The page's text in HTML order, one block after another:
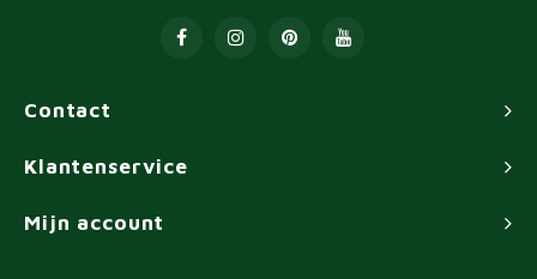
Contact
Klantenservice
Mijn account